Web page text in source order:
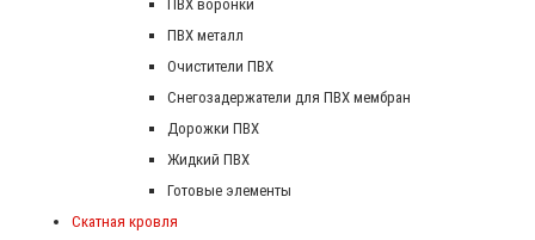
ПВХ воронки
ПВХ металл
Очистители ПВХ
Снегозадержатели для ПВХ мембран
Дорожки ПВХ
Жидкий ПВХ
Готовые элементы
Скатная кровля